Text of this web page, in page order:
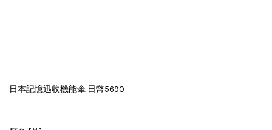
日本記憶迅收機能傘 日幣5690